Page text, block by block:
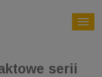
serii